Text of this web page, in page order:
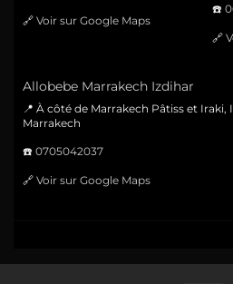
🔗 Voir sur Google Maps
☎️
🔗
Allobebe Marrakech Izdihar
📍 À côté de Marrakech Pâtiss et Iraki,
Marrakech
☎️ 0705042037
🔗 Voir sur Google Maps